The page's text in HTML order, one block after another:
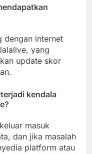
dengan internet
yang
update skor
kendala
masuk
dan jika masalah
platform atau